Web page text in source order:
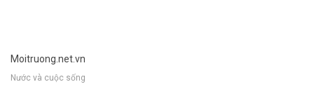
Moitruong.net.vn
Nước và cuộc sống